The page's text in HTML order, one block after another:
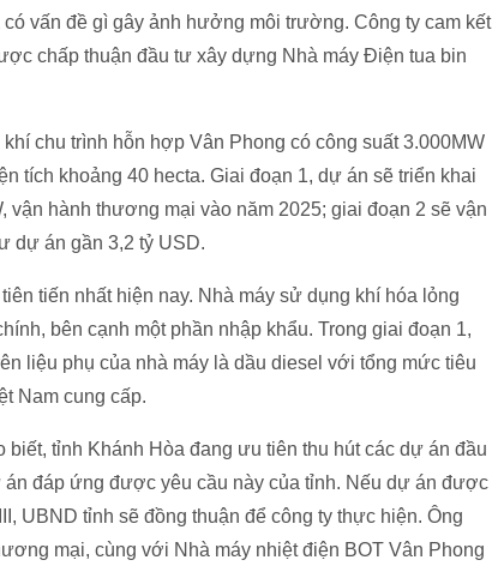
vấn đề gì gây ảnh hưởng môi trường. Công ty cam kết
chấp thuận đầu tư xây dựng Nhà máy Điện tua bin
chu trình hỗn hợp Vân Phong có công suất 3.000MW
tích khoảng 40 hecta. Giai đoạn 1, dự án sẽ triển khai
vận hành thương mại vào năm 2025; giai đoạn 2 sẽ vận
dự án gần 3,2 tỷ USD.
tiến nhất hiện nay. Nhà máy sử dụng khí hóa lỏng
bên cạnh một phần nhập khẩu. Trong giai đoạn 1,
liệu phụ của nhà máy là dầu diesel với tổng mức tiêu
Nam cung cấp.
tỉnh Khánh Hòa đang ưu tiên thu hút các dự án đầu
đáp ứng được yêu cầu này của tỉnh. Nếu dự án được
UBND tỉnh sẽ đồng thuận để công ty thực hiện. Ông
mại, cùng với Nhà máy nhiệt điện BOT Vân Phong